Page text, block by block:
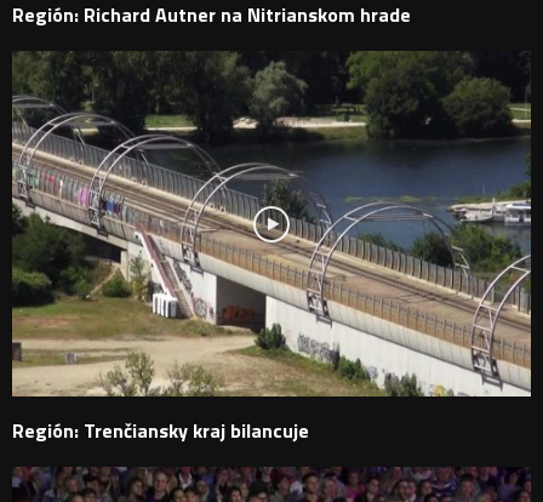
Región: Richard Autner na Nitrianskom hrade
Región: Trenčiansky kraj bilancuje